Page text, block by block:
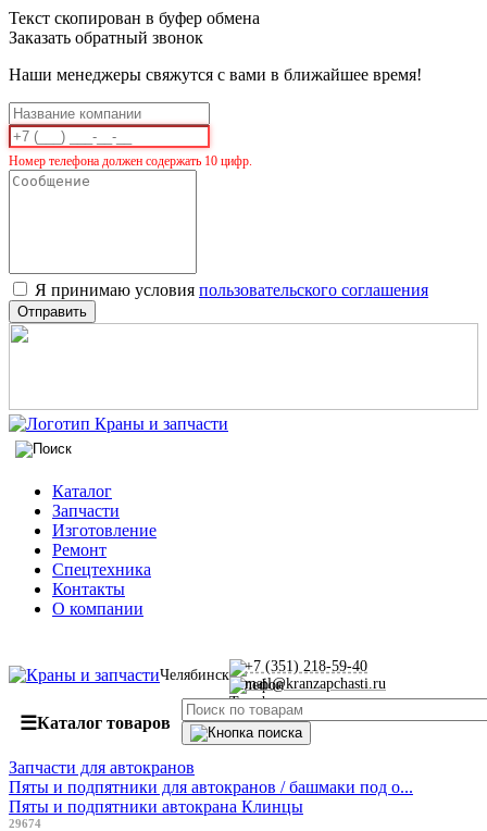
Текст скопирован в буфер обмена
Заказать обратный звонок
Наши менеджеры свяжутся с вами в ближайшее время!
Номер телефона должен содержать 10 цифр.
Я принимаю условия пользовательского соглашения
Отправить
Каталог
Запчасти
Изготовление
Ремонт
Спецтехника
Контакты
О компании
Челябинск
+7 (351) 218-59-40
mail@kranzapchasti.ru
☰Каталог товаров
Запчасти для автокранов
Пяты и подпятники для автокранов / башмаки под о...
Пяты и подпятники автокрана Клинцы
29674